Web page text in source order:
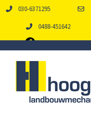
030-6371295
0488-451642